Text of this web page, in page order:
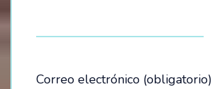
Correo electrónico (obligatorio)